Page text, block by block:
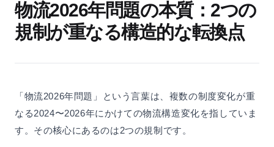
物流2026年問題の本質：2つの
規制が重なる構造的な転換点
「物流2026年問題」という言葉は、複数の制度変化が重
なる2024〜2026年にかけての物流構造変化を指していま
す。その核心にあるのは2つの規制です。